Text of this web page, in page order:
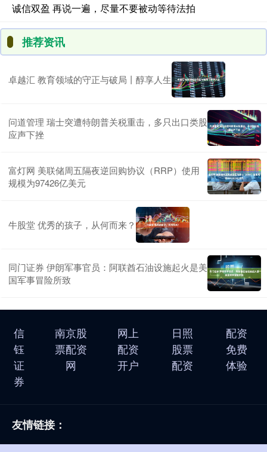
诚信双盈 再说一遍，尽量不要被动等待法拍
推荐资讯
卓越汇 教育领域的守正与破局丨醇享人生
问道管理 瑞士突遭特朗普关税重击，多只出口类股
应声下挫
富灯网 美联储周五隔夜逆回购协议（RRP）使用
规模为97426亿美元
牛股堂 优秀的孩子，从何而来？
同门证券 伊朗军事官员：阿联酋石油设施起火是美
国军事冒险所致
信
钰
证
券
南京股
票配资
网
网上
配资
开户
日照
股票
配资
配资
免费
体验
友情链接：